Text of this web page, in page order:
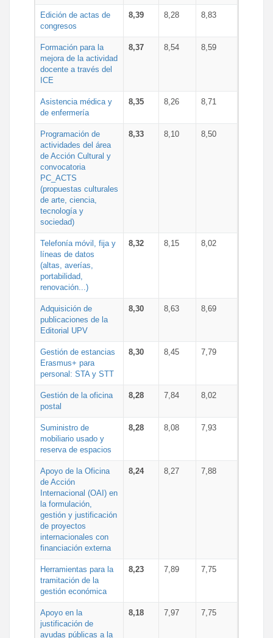
Edición de actas de
congresos
8,39 8,28 8,83
Formación para la
mejora de la actividad
docente a través del
ICE
8,37 8,54 8,59
Asistencia médica y
de enfermería
8,35 8,26 8,71
Programación de
actividades del área
de Acción Cultural y
convocatoria
PC_ACTS
(propuestas culturales
de arte, ciencia,
tecnología y
sociedad)
8,33 8,10 8,50
Telefonía móvil, fija y
líneas de datos
(altas, averías,
portabilidad,
renovación...)
8,32 8,15 8,02
Adquisición de
publicaciones de la
Editorial UPV
8,30 8,63 8,69
Gestión de estancias
Erasmus+ para
personal: STA y STT
8,30 8,45 7,79
Gestión de la oficina
postal
8,28 7,84 8,02
Suministro de
mobiliario usado y
reserva de espacios
8,28 8,08 7,93
Apoyo de la Oficina
de Acción
Internacional (OAI) en
la formulación,
gestión y justificación
de proyectos
internacionales con
financiación externa
8,24 8,27 7,88
Herramientas para la
tramitación de la
gestión económica
8,23 7,89 7,75
Apoyo en la
justificación de
ayudas públicas a la
8,18 7,97 7,75